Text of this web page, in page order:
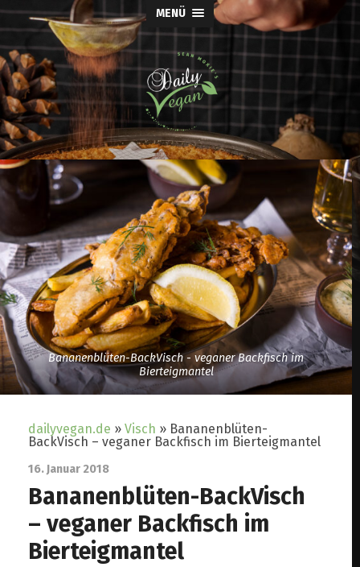
MENÜ
Bananenblüten-BackVisch - veganer Backfisch im
Bierteigmantel
dailyvegan.de »Visch » Bananenblüten-
BackVisch – veganer Backfisch im Bierteigmantel
16. Januar 2018
Bananenblüten-BackVisch
– veganer Backfisch im
Bierteigmantel